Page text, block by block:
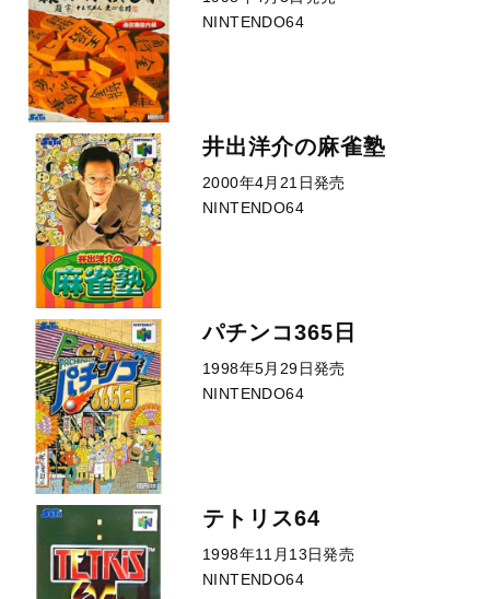
NINTENDO64
井出洋介の麻雀塾
2000年4月21日発売
NINTENDO64
パチンコ365日
1998年5月29日発売
NINTENDO64
テトリス64
1998年11月13日発売
NINTENDO64